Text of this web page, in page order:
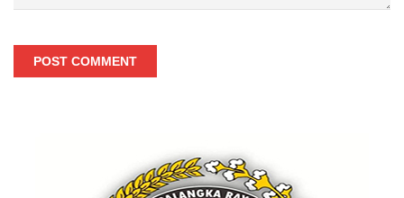
POST COMMENT